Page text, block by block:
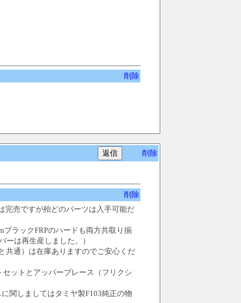
削除
削除
削除
完売ですが殆どのパーツは入手可能だ
ラックFRPのハードも両方共取り揃
ーは再生産しました。）
共通）は在庫ありますのでご安心くだ
ットとアッパーブレース（フリクシ
関しましてはタミヤ製F103純正の物